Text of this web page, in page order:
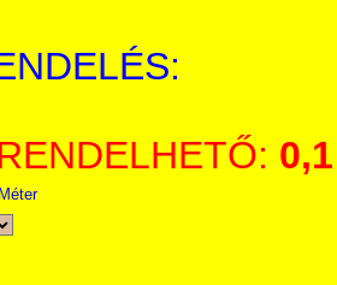
0,1
Méter